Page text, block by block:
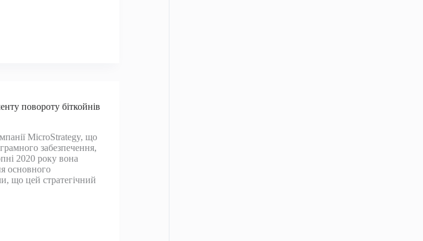
повороту біткойнів
MicroStrategy, що
забезпечення,
2020 року вона
основного
що цей стратегічний